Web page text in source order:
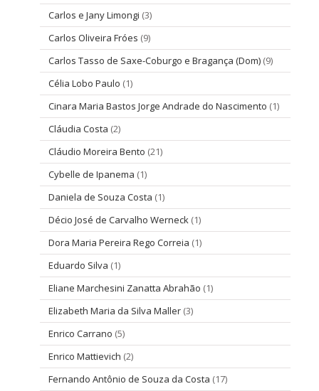
Carlos e Jany Limongi (3)
Carlos Oliveira Fróes (9)
Carlos Tasso de Saxe-Coburgo e Bragança (Dom) (9)
Célia Lobo Paulo (1)
Cinara Maria Bastos Jorge Andrade do Nascimento (1)
Cláudia Costa (2)
Cláudio Moreira Bento (21)
Cybelle de Ipanema (1)
Daniela de Souza Costa (1)
Décio José de Carvalho Werneck (1)
Dora Maria Pereira Rego Correia (1)
Eduardo Silva (1)
Eliane Marchesini Zanatta Abrahão (1)
Elizabeth Maria da Silva Maller (3)
Enrico Carrano (5)
Enrico Mattievich (2)
Fernando Antônio de Souza da Costa (17)